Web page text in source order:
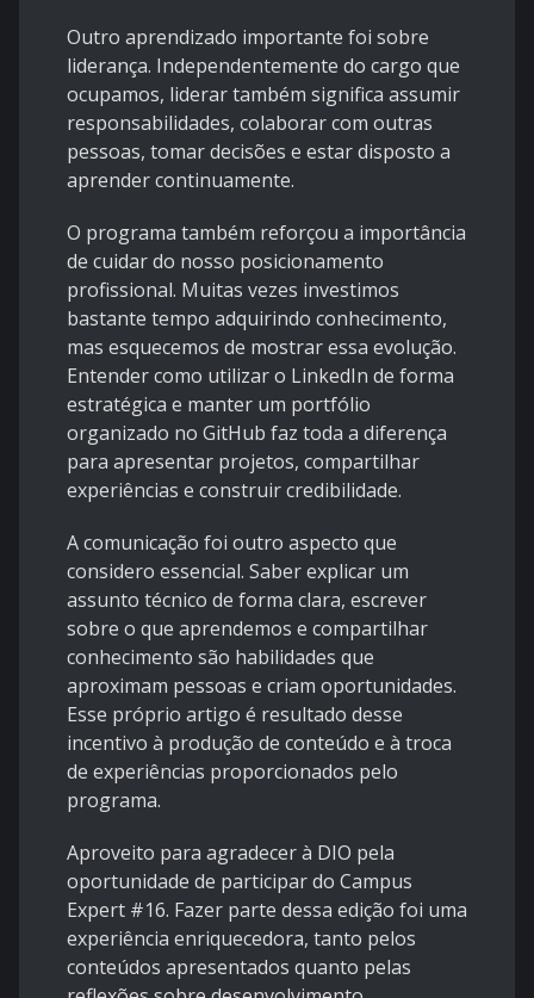
Outro aprendizado importante foi sobre
liderança. Independentemente do cargo que
ocupamos, liderar também significa assumir
responsabilidades, colaborar com outras
pessoas, tomar decisões e estar disposto a
aprender continuamente.
O programa também reforçou a importância
de cuidar do nosso posicionamento
profissional. Muitas vezes investimos
bastante tempo adquirindo conhecimento,
mas esquecemos de mostrar essa evolução.
Entender como utilizar o LinkedIn de forma
estratégica e manter um portfólio
organizado no GitHub faz toda a diferença
para apresentar projetos, compartilhar
experiências e construir credibilidade.
A comunicação foi outro aspecto que
considero essencial. Saber explicar um
assunto técnico de forma clara, escrever
sobre o que aprendemos e compartilhar
conhecimento são habilidades que
aproximam pessoas e criam oportunidades.
Esse próprio artigo é resultado desse
incentivo à produção de conteúdo e à troca
de experiências proporcionados pelo
programa.
Aproveito para agradecer à DIO pela
oportunidade de participar do Campus
Expert #16. Fazer parte dessa edição foi uma
experiência enriquecedora, tanto pelos
conteúdos apresentados quanto pelas